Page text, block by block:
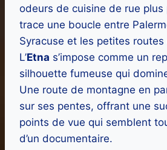
odeurs de cuisine de rue plus
trace une boucle entre
Syracuse et les petites routes
L’Etna s’impose comme un
silhouette fumeuse qui
Une route de montagne en
sur ses pentes, offrant une
points de vue qui semblent
d’un documentaire.